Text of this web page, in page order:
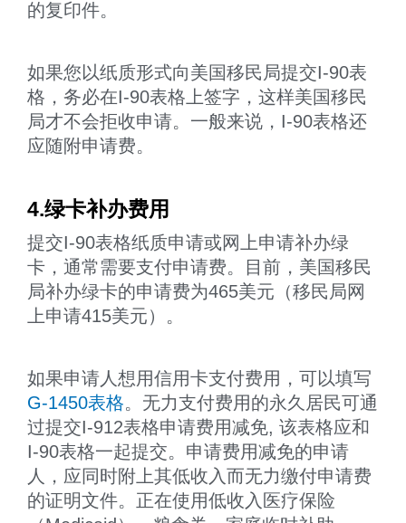
的复印件。
如果您以纸质形式向美国移民局提交I-90表
格，务必在I-90表格上签字，这样美国移民
局才不会拒收申请。一般来说，I-90表格还
应随附申请费。
4.绿卡补办费用
提交I-90表格纸质申请或网上申请补办绿
卡，通常需要支付申请费。目前，美国移民
局补办绿卡的申请费为465美元（移民局网
上申请415美元）。
如果申请人想用信用卡支付费用，可以填写
G-1450表格。无力支付费用的永久居民可通
过提交I-912表格申请费用减免, 该表格应和
I-90表格一起提交。申请费用减免的申请
人，应同时附上其低收入而无力缴付申请费
的证明文件。正在使用低收入医疗保险